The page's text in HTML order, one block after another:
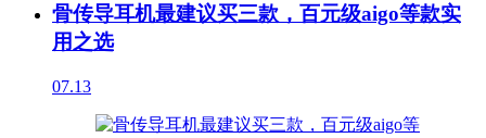
骨传导耳机最建议买三款，百元级aigo等款实
用之选
07.13